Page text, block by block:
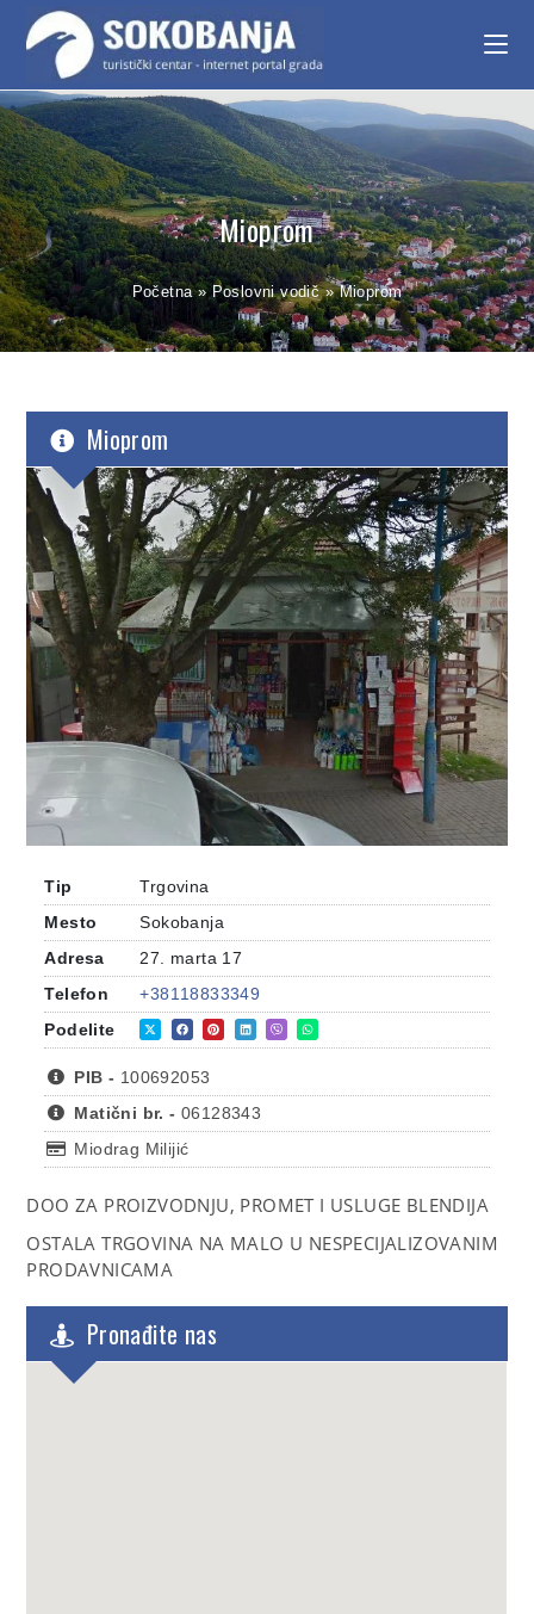
Mioprom
Početna»Poslovni vodič»Mioprom
Mioprom
Tip
Trgovina
Mesto
Sokobanja
Adresa
27. marta 17
Telefon
+38118833349
Podelite
PIB - 100692053
Matični br. -06128343
Miodrag Milijić
DOO ZA PROIZVODNJU, PROMET I USLUGE BLENDIJA
OSTALA TRGOVINA NA MALO U NESPECIJALIZOVANIM
PRODAVNICAMA
Pronađite nas